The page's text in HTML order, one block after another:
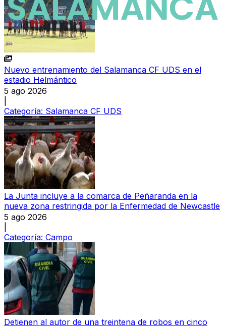
Nuevo entrenamiento del Salamanca CF UDS en el
estadio Helmántico
5 ago 2026
Categoría: Salamanca CF UDS
La Junta incluye a la comarca de Peñaranda en la
nueva zona restringida por la Enfermedad de Newcastle
5 ago 2026
Categoría: Campo
Detienen al autor de una treintena de robos en cinco